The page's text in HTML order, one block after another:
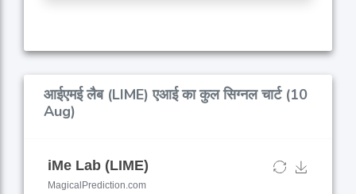
आईएमई लैब (LIME) एआई का कुल सिग्नल चार्ट (10
Aug)